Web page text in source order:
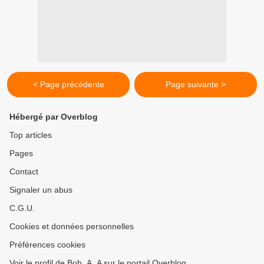
< Page précédente Page suivante >
Hébergé par Overblog
Top articles
Pages
Contact
Signaler un abus
C.G.U.
Cookies et données personnelles
Préférences cookies